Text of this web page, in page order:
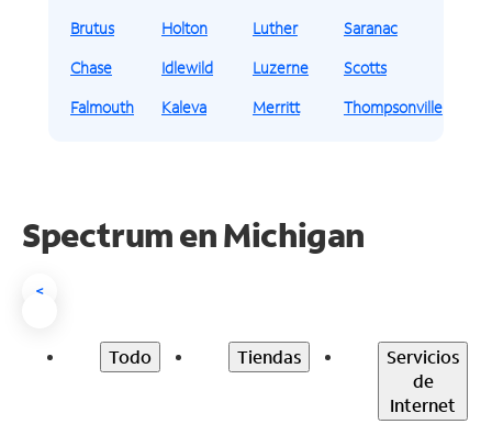
Brutus
Chase
Falmouth
Holton
Idlewild
Kaleva
Luther
Luzerne
Merritt
Saranac
Scotts
Thompsonville
Spectrum enMichigan
<
Todo Tiendas
Servicios
de
Internet